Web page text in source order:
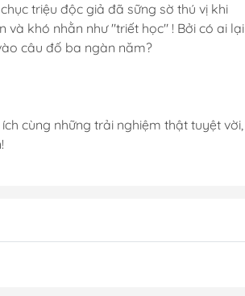
triệu độc giả đã sững sờ thú vị khi
khó nhằn như "triết học" ! Bởi có ai lại
câu đố ba ngàn năm?
cùng những trải nghiệm thật tuyệt vời,